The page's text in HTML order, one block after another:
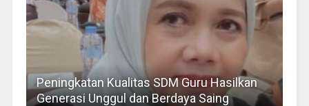
Peningkatan Kualitas SDM Guru Hasilkan
Generasi Unggul dan Berdaya Saing